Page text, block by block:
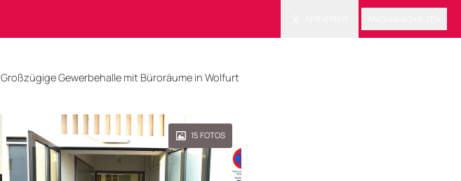
Großzügige Gewerbehalle mit Büroräume in Wolfurt
15FOTOS